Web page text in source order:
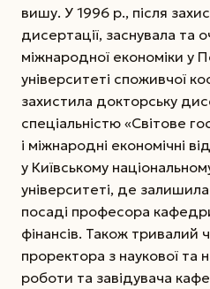
вишу. У 1996 р., після
дисертації, заснувала та
міжнародної економіки у
університеті споживчої
захистила докторську
спеціальністю «Світове
і міжнародні економічні
у Київському
університеті, де
посаді професора
фінансів. Також тривалий
проректора з наукової та
роботи та завідувача